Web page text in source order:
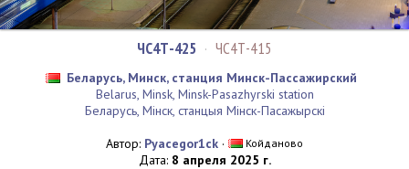
ЧС4Т-425 · ЧС4Т-415
Беларусь, Минск, станция Минск-Пассажирский
Belarus, Minsk, Minsk-Pasazhyrski station
Беларусь, Мiнск, станцыя Мінск-Пасажырскi
Автор: Pyacegor1ck · Койданово
Дата: 8 апреля 2025 г.